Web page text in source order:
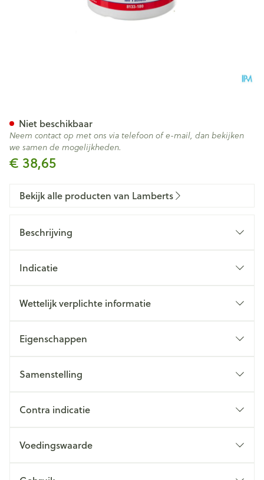
€ 38,65
Niet beschikbaar
Neem contact op met ons via telefoon of e-mail, dan bekijken
we samen de mogelijkheden.
Bekijk alle producten van Lamberts
Beschrijving
Indicatie
Wettelijk verplichte informatie
Eigenschappen
Samenstelling
Contra indicatie
Voedingswaarde